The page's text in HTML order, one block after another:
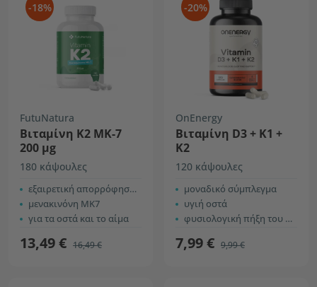
-18%
FutuNatura
Βιταμίνη Κ2 ΜΚ-7
200 μg
180 κάψουλες
εξαιρετική απορρόφηση για ενήλικες
μενακινόνη MK7
για τα οστά και το αίμα
13,49 € 16,49 €
-20%
OnEnergy
Βιταμίνη D3 + Κ1 +
Κ2
120 κάψουλες
μοναδικό σύμπλεγμα
υγιή οστά
φυσιολογική πήξη του αίματος
7,99 € 9,99 €